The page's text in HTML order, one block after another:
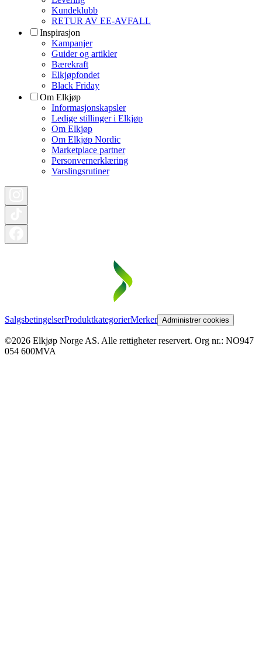
Kundeklubb
RETUR AV EE-AVFALL
Inspirasjon
Kampanjer
Guider og artikler
Bærekraft
Elkjøpfondet
Black Friday
Om Elkjøp
Informasjonskapsler
Ledige stillinger i Elkjøp
Om Elkjøp
Om Elkjøp Nordic
Marketplace partner
Personvernerklæring
Varslingsrutiner
SalgsbetingelserProduktkategorierMerker Administrer cookies
©2026 Elkjøp Norge AS. Alle rettigheter reservert. Org nr.: NO947
054 600MVA